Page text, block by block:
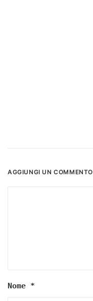
AGGIUNGI UN COMMENTO
Nome *